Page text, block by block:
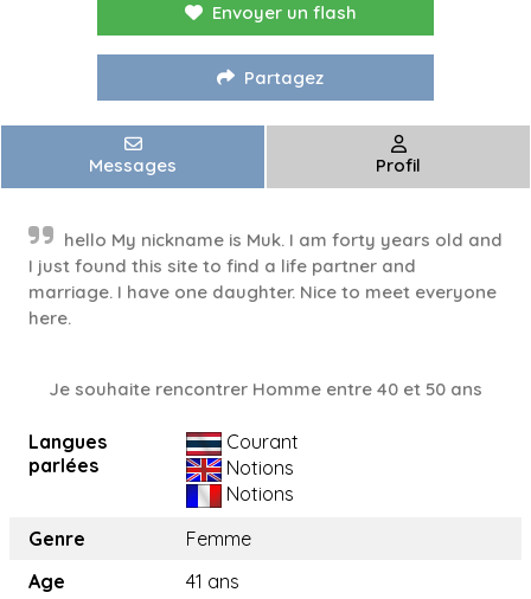
Envoyer un flash
Partagez
Messages Profil
hello My nickname is Muk. I am forty years old and
I just found this site to find a life partner and
marriage. I have one daughter. Nice to meet everyone
here.
Je souhaite rencontrer Homme entre 40 et 50 ans
Langues
parlées
Courant
Notions
Notions
Genre
Femme
Age
41 ans